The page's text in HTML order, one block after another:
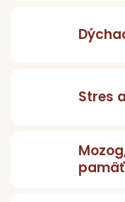
Stres
pamäť